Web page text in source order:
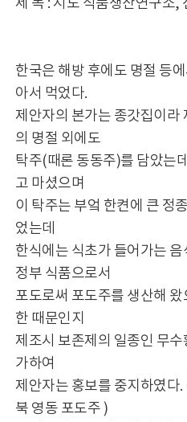
제 목 : 시도 식품생산연구소,
한국은 해방 후에도 명절 등
아서 먹었다.
제안자의 본가는 종갓집이라
의 명절 외에도
탁주(때론 동동주)를 담았는
고 마셨으며
이 탁주는 부엌 한켠에 큰 정
었는데
한식에는 식초가 들어가는
정부 식품으로서
포도로써 포도주를 생산해
한 때문인지
제조시 보존제의 일종인 무
가하여
제안자는 홍보를 중지하였다
북 영동 포도주 )